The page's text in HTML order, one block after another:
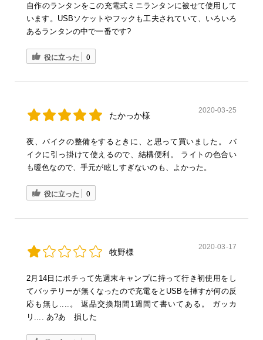
自作のランタンをこの充電式ミニランタンに被せて使用して
います。USBソケットやフックも工夫されていて、いろいろ
あるランタンの中で一番です?
役に立った 0
たかっか様
2020-03-25
夜、バイクの整備をするときに、と思って買いました。 バ
イクに引っ掛けて使えるので、結構便利。 ライトの色合い
も暖色なので、手元が眩しすぎないのも、よかった。
役に立った 0
牧野様
2020-03-17
2月14日にポチって先週末キャンプに持って行き初使用をし
てバッテリーが無くなったので充電をとUSBを挿すが何の反
応も無し....。 返品交換期間1週間て書いてある。 ガッカ
リ.... あ?あ 損した